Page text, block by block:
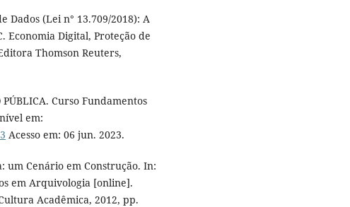
Dados (Lei n° 13.709/2018): A
Economia Digital, Proteção de
Thomson Reuters,
PÚBLICA. Curso Fundamentos
em:
Acesso em: 06 jun. 2023.
um Cenário em Construção. In:
em Arquivologia [online].
Acadêmica, 2012, pp.